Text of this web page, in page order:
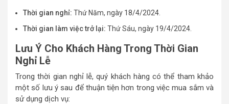
Thời gian nghỉ: Thứ Năm, ngày 18/4/2024.
Thời gian làm việc trở lại: Thứ Sáu, ngày 19/4/2024.
Lưu Ý Cho Khách Hàng Trong Thời Gian
Nghỉ Lễ
Trong thời gian nghỉ lễ, quý khách hàng có thể tham khảo
một số lưu ý sau để thuận tiện hơn trong việc mua sắm và
sử dụng dịch vụ: